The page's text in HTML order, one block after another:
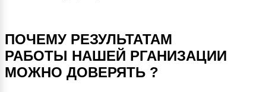
ПОЧЕМУ РЕЗУЛЬТАТАМ
РАБОТЫ НАШЕЙ РГАНИЗАЦИИ
МОЖНО ДОВЕРЯТЬ ?